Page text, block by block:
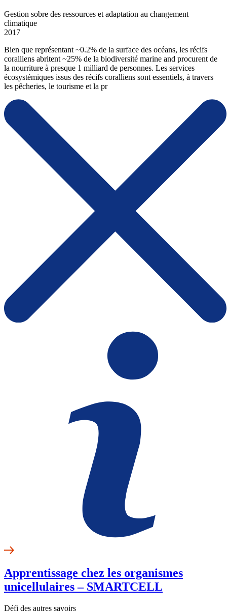
Gestion sobre des ressources et adaptation au changement
climatique
2017
Bien que représentant ~0.2% de la surface des océans, les récifs
coralliens abritent ~25% de la biodiversité marine and procurent de
la nourriture à presque 1 milliard de personnes. Les services
écosystémiques issus des récifs coralliens sont essentiels, à travers
les pêcheries, le tourisme et la pr
Apprentissage chez les organismes
unicellulaires – SMARTCELL
Défi des autres savoirs